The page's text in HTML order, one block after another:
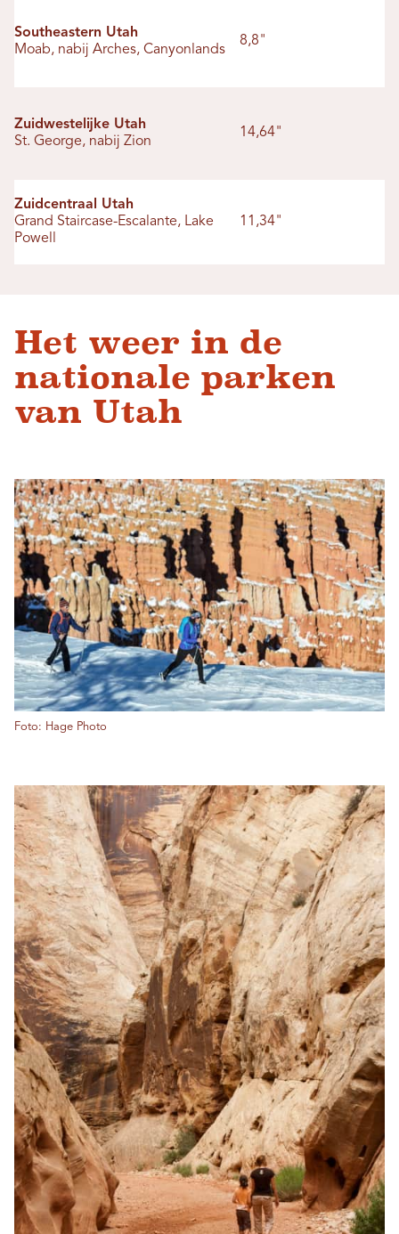
Southeastern Utah
Moab, nabij Arches, Canyonlands
8,8"
Zuidwestelijke Utah
St. George, nabij Zion
14,64"
Zuidcentraal Utah
Grand Staircase-Escalante, Lake
Powell
11,34"
Het weer in de
nationale parken
van Utah
Foto: Hage Photo